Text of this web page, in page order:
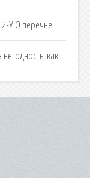
У О перечне.
как.